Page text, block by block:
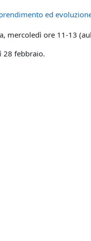
ed
mercoledì ore 11-13
28 febbraio.